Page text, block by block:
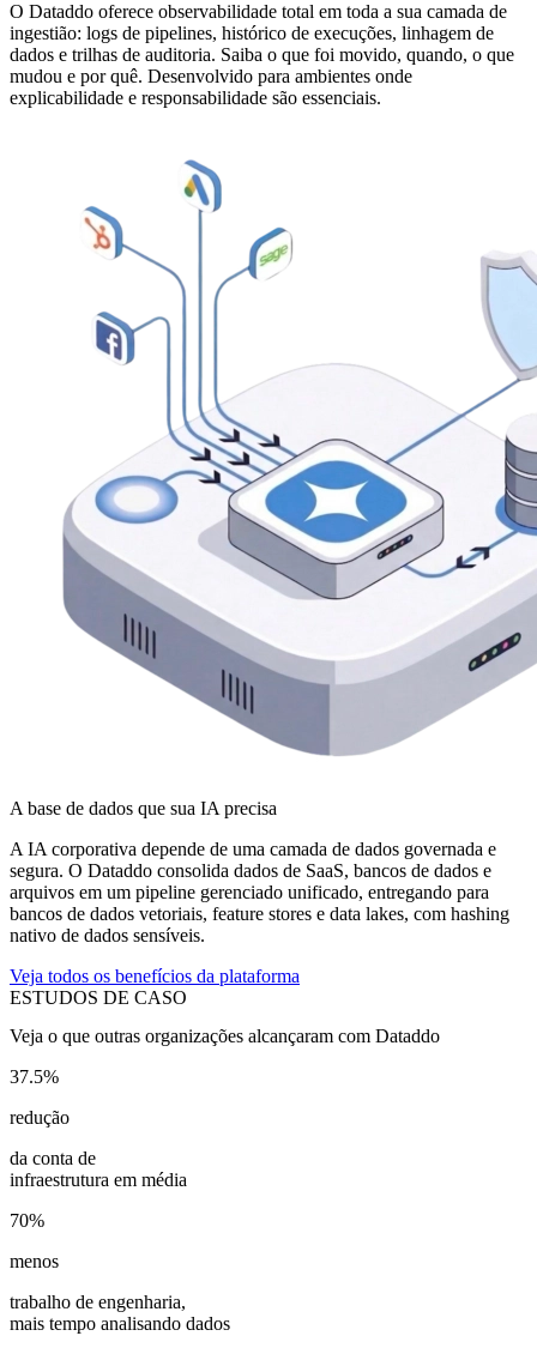
O Dataddo oferece observabilidade total em toda a sua camada de
ingestião: logs de pipelines, histórico de execuções, linhagem de
dados e trilhas de auditoria. Saiba o que foi movido, quando, o que
mudou e por quê. Desenvolvido para ambientes onde
explicabilidade e responsabilidade são essenciais.
A base de dados que sua IA precisa
A IA corporativa depende de uma camada de dados governada e
segura. O Dataddo consolida dados de SaaS, bancos de dados e
arquivos em um pipeline gerenciado unificado, entregando para
bancos de dados vetoriais, feature stores e data lakes, com hashing
nativo de dados sensíveis.
Veja todos os benefícios da plataforma
ESTUDOS DE CASO
Veja o que outras organizações alcançaram com Dataddo
37.5%
redução
da conta de
infraestrutura em média
70%
menos
trabalho de engenharia,
mais tempo analisando dados